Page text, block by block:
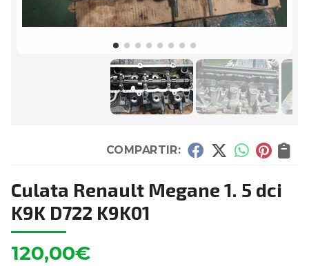
COMPARTIR:
Culata Renault Megane 1. 5 dci
K9K D722 K9K01
120,00€